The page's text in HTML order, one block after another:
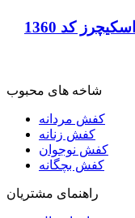
کد 1360
شاخه های محبوب
کفش مردانه
کفش زنانه
کفش نوجوان
کفش بچگانه
راهنمای مشتریان